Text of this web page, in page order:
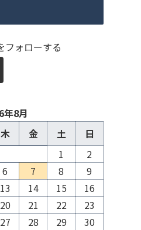
フォローする
年8月
木 金 土
日
1
2
6 7 8
9
13 14 15
16
20 21 22
23
27 28 29
30